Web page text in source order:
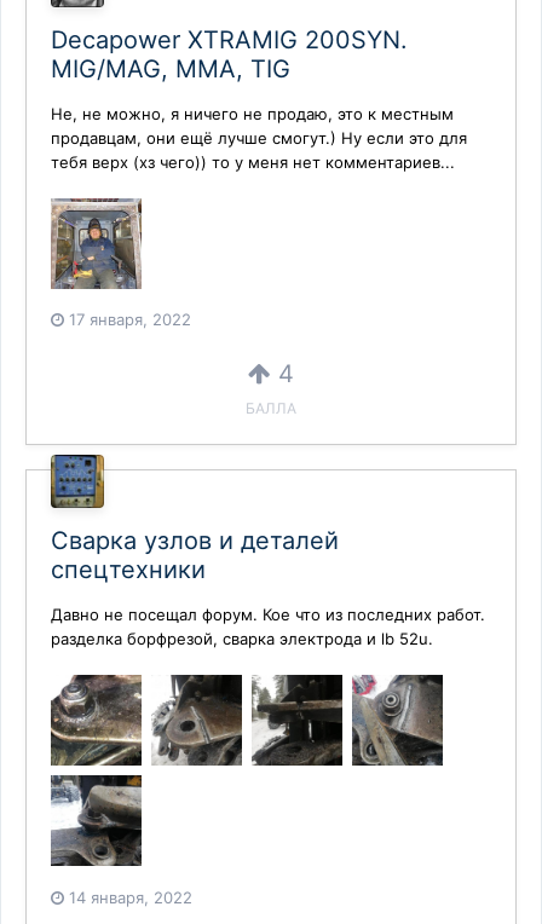
Decapower XTRAMIG 200SYN.
MIG/MAG, MMA, TIG
Не, не можно, я ничего не продаю, это к местным
продавцам, они ещё лучше смогут.) Ну если это для
тебя верх (хз чего)) то у меня нет комментариев...
17 января, 2022
4
БАЛЛА
Сварка узлов и деталей
спецтехники
Давно не посещал форум. Кое что из последних работ.
разделка борфрезой, сварка электрода и lb 52u.
14 января, 2022